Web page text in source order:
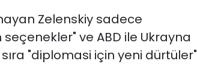
Zelenskiy sadece
ve ABD ile Ukrayna
"diplomasi için yeni dürtüler"